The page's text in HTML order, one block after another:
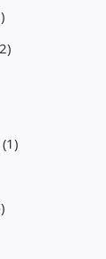
軟體 手冊
端 電子式電錶
費方案
(1)